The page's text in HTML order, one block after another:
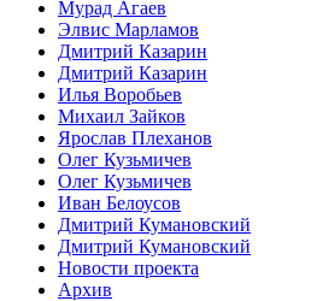
Мурад Агаев
Элвис Марламов
Дмитрий Казарин
Дмитрий Казарин
Илья Воробьев
Михаил Зайков
Ярослав Плеханов
Олег Кузьмичев
Олег Кузьмичев
Иван Белоусов
Дмитрий Кумановский
Дмитрий Кумановский
Новости проекта
Архив